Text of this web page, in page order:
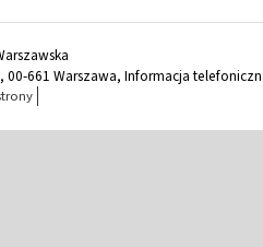
00-661 Warszawa, Informacja